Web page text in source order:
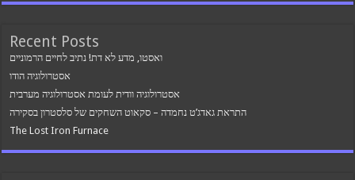
Recent Posts
ואסטו, מדע לא דת! נתיב לחיים הרמוניים
אסטרולוגיה הודו
אסטרולוגיה וודית לעומת אסטרולוגיה מערבית
התראת גאדג’ט נחמדה – סקאוט השחקים של סלסטרון בסקירה
The Lost Iron Furnace